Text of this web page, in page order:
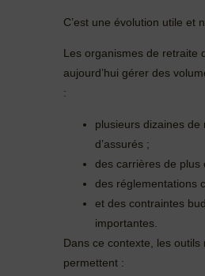
C’est une évolution utile et
Les organismes de retraite
aujourd’hui gérer des
:
plusieurs dizaines de
d’assurés ;
des carrières de plus
des réglementations
et des contraintes
importantes.
Dans ce contexte, les outils
permettent :